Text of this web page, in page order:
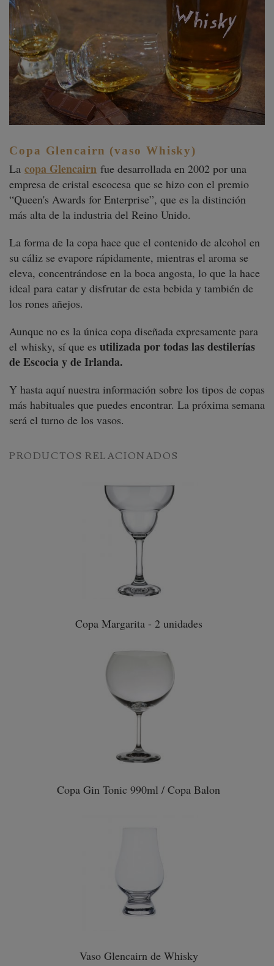
Copa Glencairn (vaso Whisky)
La copa Glencairn fue desarrollada en 2002 por una
empresa de cristal escocesa que se hizo con el premio
“Queen's Awards for Enterprise”, que es la distinción
más alta de la industria del Reino Unido.
La forma de la copa hace que el contenido de alcohol en
su cáliz se evapore rápidamente, mientras el aroma se
eleva, concentrándose en la boca angosta, lo que la hace
ideal para catar y disfrutar de esta bebida y también de
los rones añejos.
Aunque no es la única copa diseñada expresamente para
el whisky, sí que es utilizada por todas las destilerías
de Escocia y de Irlanda.
Y hasta aquí nuestra información sobre los tipos de copas
más habituales que puedes encontrar. La próxima semana
será el turno de los vasos.
PRODUCTOS RELACIONADOS
Copa Margarita - 2 unidades
Copa Gin Tonic 990ml / Copa Balon
Vaso Glencairn de Whisky